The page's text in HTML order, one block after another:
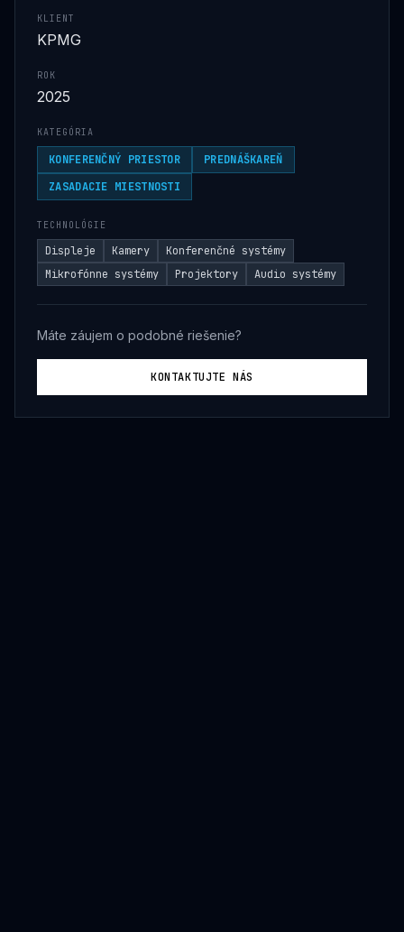
KLIENT
KPMG
ROK
2025
KATEGÓRIA
KONFERENČNÝ PRIESTOR
PREDNÁŠKAREŇ
ZASADACIE MIESTNOSTI
TECHNOLÓGIE
Displeje Kamery
Konferenčné systémy
Mikrofónne systémy
Projektory Audio systémy
Máte záujem o podobné riešenie?
KONTAKTUJTE NÁS